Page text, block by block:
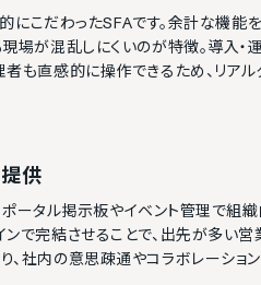
こだわったSFAです。余計な機能
場が混乱しにくいのが特徴。導入・
も直感的に操作できるため、リア
供
ータル掲示板やイベント管理で組織
で完結させることで、出先が多い
社内の意思疎通やコラボレーション